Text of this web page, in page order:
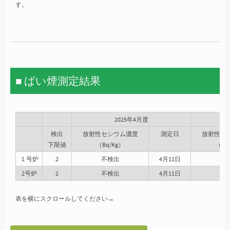
す。
■ ばい煙測定結果
2025年4月度
検出
下限値
放射性セシウム濃度
（Bq/Kg）
測定日
放射性セ
（
１号炉
2 不検出 4月11日
2号炉
2 不検出 4月11日
表を横にスクロールしてください→